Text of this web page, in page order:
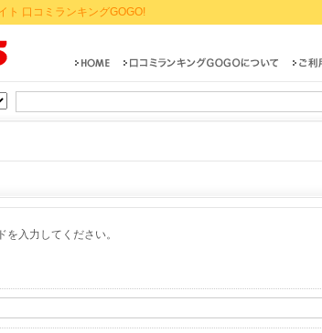
ト 口コミランキングGOGO!
入力してください。